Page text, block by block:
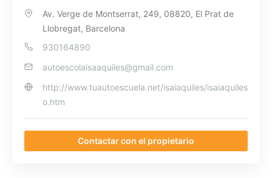
Av. Verge de Montserrat, 249, 08820, El Prat de
Llobregat, Barcelona
930164890
autoescolaisaaquiles@gmail.com
http://www.tuautoescuela.net/isaiaquiles/isaiaquiles
o.htm
Contactar con el propietario